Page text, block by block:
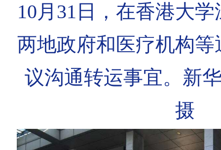
10月31日，在香港大
两地政府和医疗机构
议沟通转运事宜。新
摄